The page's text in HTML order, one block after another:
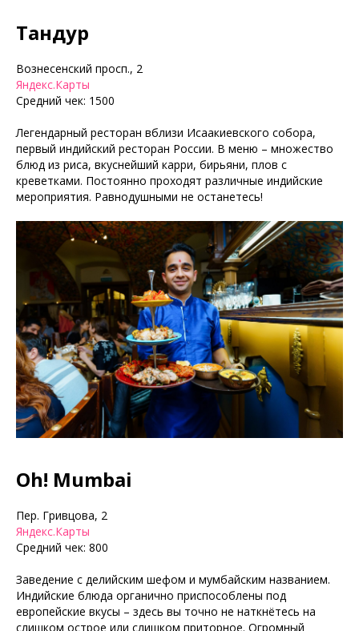
Тандур
Вознесенский просп., 2
Яндекс.Карты
Средний чек: 1500
Легендарный ресторан вблизи Исаакиевского собора,
первый индийский ресторан России. В меню – множество
блюд из риса, вкуснейший карри, бирьяни, плов с
креветками. Постоянно проходят различные индийские
мероприятия. Равнодушными не останетесь!
Oh! Mumbai
Пер. Гривцова, 2
Яндекс.Карты
Средний чек: 800
Заведение с делийским шефом и мумбайским названием.
Индийские блюда органично приспособлены под
европейские вкусы – здесь вы точно не наткнётесь на
слишком острое или слишком приторное. Огромный